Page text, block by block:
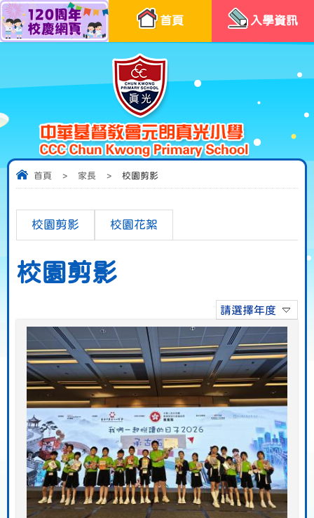
首頁 入學資訊
首頁 > 家長 > 校園剪影
校園剪影 校園花絮
校園剪影
請選擇年度